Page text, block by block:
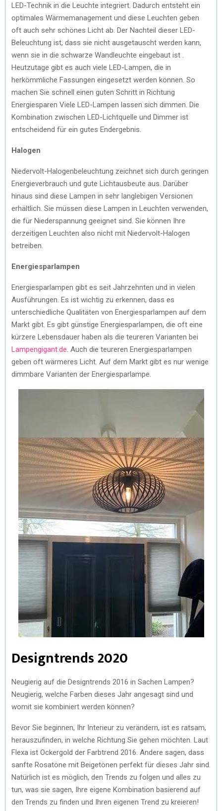
LED-Technik in die Leuchte integriert. Dadurch entsteht ein
optimales Wärmemanagement und diese Leuchten geben
oft auch sehr schönes Licht ab. Der Nachteil dieser LED-
Beleuchtung ist, dass sie nicht ausgetauscht werden kann,
wenn sie in die schwarze Wandleuchte eingebaut ist .
Heutzutage gibt es auch viele LED-Lampen, die in
herkömmliche Fassungen eingesetzt werden können. So
machen Sie schnell einen guten Schritt in Richtung
Energiesparen Viele LED-Lampen lassen sich dimmen. Die
Kombination zwischen LED-Lichtquelle und Dimmer ist
entscheidend für ein gutes Endergebnis.
Halogen
Niedervolt-Halogenbeleuchtung zeichnet sich durch geringen
Energieverbrauch und gute Lichtausbeute aus. Darüber
hinaus sind diese Lampen in sehr langlebigen Versionen
erhältlich. Sie müssen diese Lampen in Leuchten verwenden,
die für Niederspannung geeignet sind. Sie können Ihre
derzeitigen Leuchten also nicht mit Niedervolt-Halogen
betreiben.
Energiesparlampen
Energiesparlampen gibt es seit Jahrzehnten und in vielen
Ausführungen. Es ist wichtig zu erkennen, dass es
unterschiedliche Qualitäten von Energiesparlampen auf dem
Markt gibt. Es gibt günstige Energiesparlampen, die oft eine
kürzere Lebensdauer haben als die teureren Varianten bei
Lampengigant.de . Auch die teureren Energiesparlampen
geben oft wärmeres Licht. Auf dem Markt gibt es nur wenige
dimmbare Varianten der Energiesparlampe.
Designtrends 2020
Neugierig auf die Designtrends 2016 in Sachen Lampen?
Neugierig, welche Farben dieses Jahr angesagt sind und
womit sie kombiniert werden können?
Bevor Sie beginnen, Ihr Interieur zu verändern, ist es ratsam,
herauszufinden, in welche Richtung Sie gehen möchten. Laut
Flexa ist Ockergold der Farbtrend 2016. Andere sagen, dass
sanfte Rosatöne mit Beigetönen perfekt für dieses Jahr sind.
Natürlich ist es möglich, den Trends zu folgen und alles zu
tun, was sie sagen, Ihre eigene Kombination basierend auf
den Trends zu finden und Ihren eigenen Trend zu kreieren!